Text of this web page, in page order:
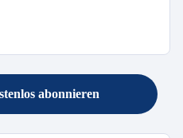
abonnieren